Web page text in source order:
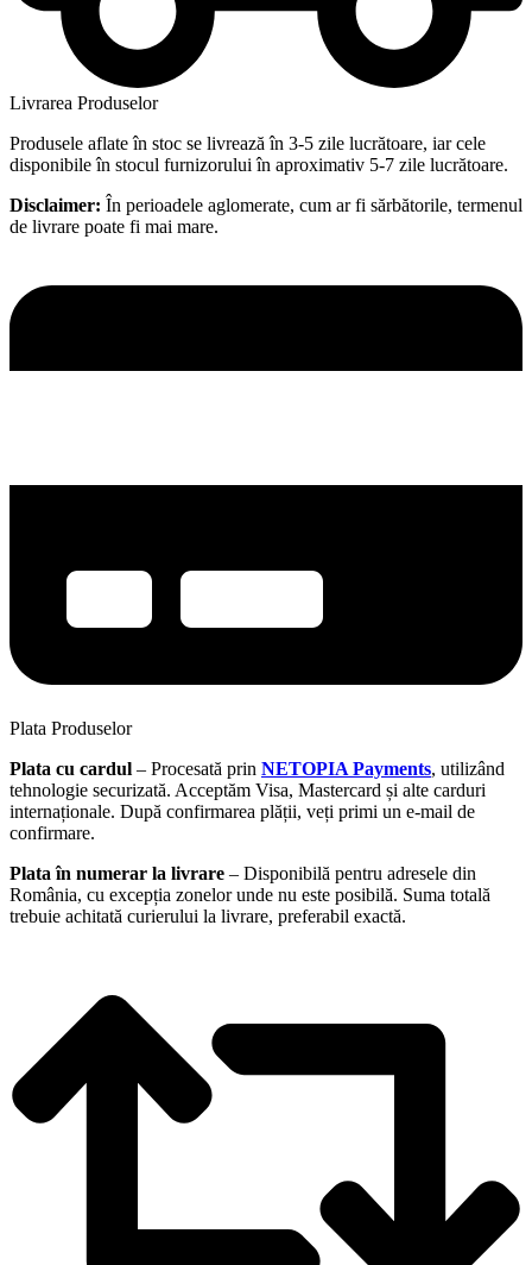
Livrarea Produselor
Produsele aflate în stoc se livrează în 3-5 zile lucrătoare, iar cele
disponibile în stocul furnizorului în aproximativ 5-7 zile lucrătoare.
Disclaimer: În perioadele aglomerate, cum ar fi sărbătorile, termenul
de livrare poate fi mai mare.
Plata Produselor
Plata cu cardul – Procesată prin NETOPIA Payments, utilizând
tehnologie securizată. Acceptăm Visa, Mastercard și alte carduri
internaționale. După confirmarea plății, veți primi un e-mail de
confirmare.
Plata în numerar la livrare – Disponibilă pentru adresele din
România, cu excepția zonelor unde nu este posibilă. Suma totală
trebuie achitată curierului la livrare, preferabil exactă.